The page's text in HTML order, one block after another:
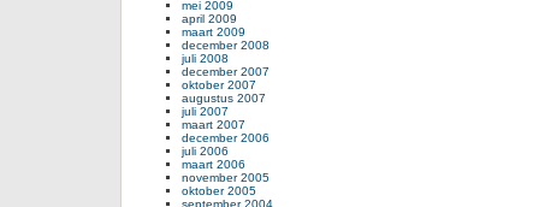
mei 2009
april 2009
maart 2009
december 2008
juli 2008
december 2007
oktober 2007
augustus 2007
juli 2007
maart 2007
december 2006
juli 2006
maart 2006
november 2005
oktober 2005
september 2004